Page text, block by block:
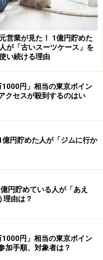
把握し、使途不明金の行
れが大前提です。家計簿
部分を削ればいいのか
う視点で考えてみてくだ
無理して節約しようと
費」や「保険料」を見直
料金プランの変更や格安
の支払額を簡単に下げる
ても、例えば死亡保障を
険だと保険料が高くなり
ば保険料が安くなりま
、日額1万円掛けている
に必要かどうかを一度考
元営業が見た！ 1億円貯めた
人が「古いスーツケース」を
い続ける理由
円」相当の東京ポイン
クセスが殺到するのはい
円貯めた人が「ジムに行か
円貯めている人が「あえ
理由は？
円」相当の東京ポイン
加手順、対象者は？